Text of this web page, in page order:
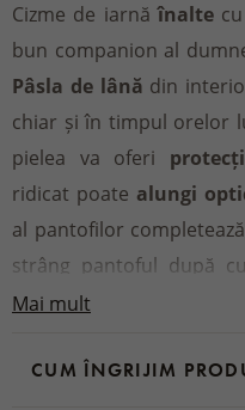
Cizme de iarnăînaltecu
bun companion al
Pâsla de lână din
chiar și în timpul orelor
pielea va oferi
ridicat poate alungi
al pantofilor
strâng pantoful după
asigura că picioarele
Material:
Mai mult
CUM ÎNGRIJIM